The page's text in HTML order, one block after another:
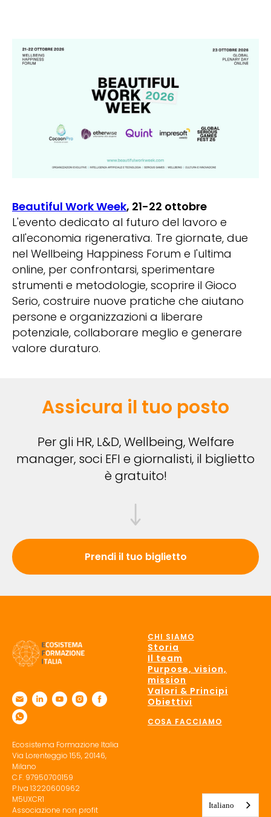
Beautiful Work Week, 21-22 ottobre
L'evento dedicato al futuro del lavoro e
all'economia rigenerativa. Tre giornate, due
nel Wellbeing Happiness Forum e l'ultima
online, per confrontarsi, sperimentare
strumenti e metodologie, scoprire il Gioco
Serio, costruire nuove pratiche che aiutano
persone e organizzazioni a liberare
potenziale, collaborare meglio e generare
valore duraturo.
Assicura il tuo posto
Per gli HR, L&D, Wellbeing, Welfare
manager, soci EFI e giornalisti, il biglietto
è gratuito!
Prendi il tuo biglietto
Ecosistema Formazione Italia
Via Lorenteggio 155, 20146,
Milano
C.F. 97950700159
P.Iva 13220600962
M5UXCR1
Associazione non profit
CHI SIAMO
Storia
Il team
Purpose, vision,
mission
Valori & Principi
Obiettivi
COSA FACCIAMO
Italiano